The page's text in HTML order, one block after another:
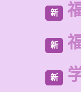
新
新
新